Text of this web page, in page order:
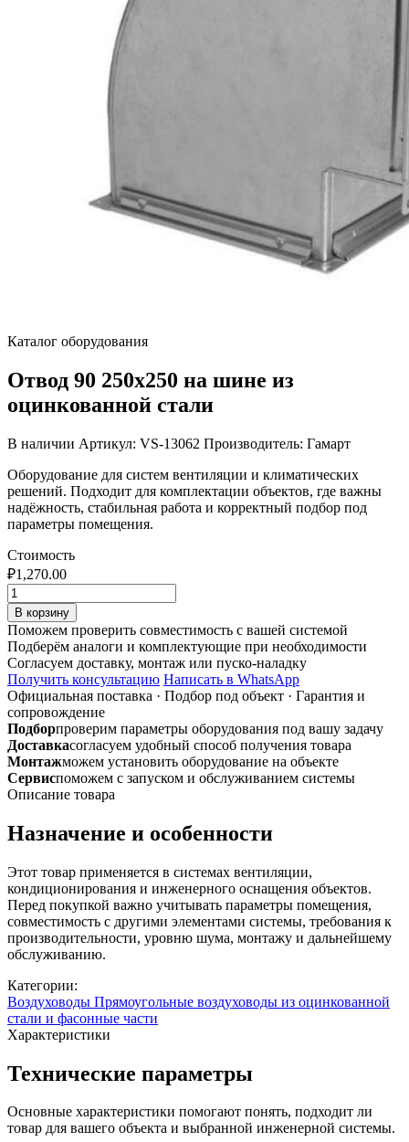
Каталог оборудования
Отвод 90 250х250 на шине из
оцинкованной стали
В наличии Артикул: VS-13062 Производитель: Гамарт
Оборудование для систем вентиляции и климатических
решений. Подходит для комплектации объектов, где важны
надёжность, стабильная работа и корректный подбор под
параметры помещения.
Стоимость
₽1,270.00
Количество
товара
Отвод
90
250х250
на
шине
из
оцинкованной
стали
В корзину
Поможем проверить совместимость с вашей системой
Подберём аналоги и комплектующие при необходимости
Согласуем доставку, монтаж или пуско-наладку
Получить консультацию Написать в WhatsApp
Официальная поставка · Подбор под объект · Гарантия и
сопровождение
Подборпроверим параметры оборудования под вашу задачу
Доставкасогласуем удобный способ получения товара
Монтажможем установить оборудование на объекте
Сервиспоможем с запуском и обслуживанием системы
Описание товара
Назначение и особенности
Этот товар применяется в системах вентиляции,
кондиционирования и инженерного оснащения объектов.
Перед покупкой важно учитывать параметры помещения,
совместимость с другими элементами системы, требования к
производительности, уровню шума, монтажу и дальнейшему
обслуживанию.
Категории:
Воздуховоды Прямоугольные воздуховоды из оцинкованной
стали и фасонные части
Характеристики
Технические параметры
Основные характеристики помогают понять, подходит ли
товар для вашего объекта и выбранной инженерной системы.